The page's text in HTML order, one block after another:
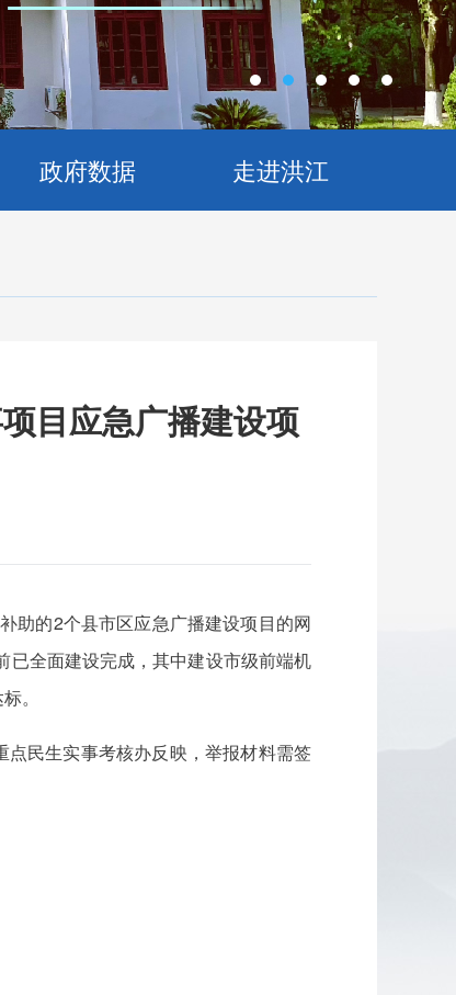
政府数据 走进洪江
目应急广播建设项
助的2个县市区应急广播建设项目的网
全面建设完成，其中建设市级前端机
。
民生实事考核办反映，举报材料需签